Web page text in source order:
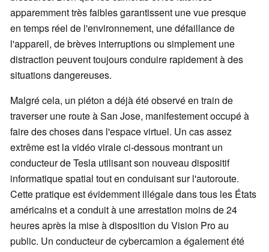
apparemment très faibles garantissent une vue presque
en temps réel de l'environnement, une défaillance de
l'appareil, de brèves interruptions ou simplement une
distraction peuvent toujours conduire rapidement à des
situations dangereuses.
Malgré cela, un piéton a déjà été observé en train de
traverser une route à San Jose, manifestement occupé à
faire des choses dans l'espace virtuel. Un cas assez
extrême est la vidéo virale ci-dessous montrant un
conducteur de Tesla utilisant son nouveau dispositif
informatique spatial tout en conduisant sur l'autoroute.
Cette pratique est évidemment illégale dans tous les États
américains et a conduit à une arrestation moins de 24
heures après la mise à disposition du Vision Pro au
public. Un conducteur de cybercamion a également été